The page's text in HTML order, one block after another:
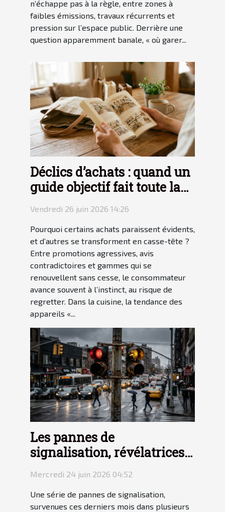
n’échappe pas à la règle, entre zones à
faibles émissions, travaux récurrents et
pression sur l’espace public. Derrière une
question apparemment banale, « où garer...
Déclics d’achats : quand un
guide objectif fait toute la
différence
Vendredi 26 juin 2026 14:26
Pourquoi certains achats paraissent évidents,
et d’autres se transforment en casse-tête ?
Entre promotions agressives, avis
contradictoires et gammes qui se
renouvellent sans cesse, le consommateur
avance souvent à l’instinct, au risque de
regretter. Dans la cuisine, la tendance des
appareils «...
Les pannes de
signalisation, révélatrices
des failles du transit urbain
Mercredi 24 juin 2026 04:52
Une série de pannes de signalisation,
survenues ces derniers mois dans plusieurs